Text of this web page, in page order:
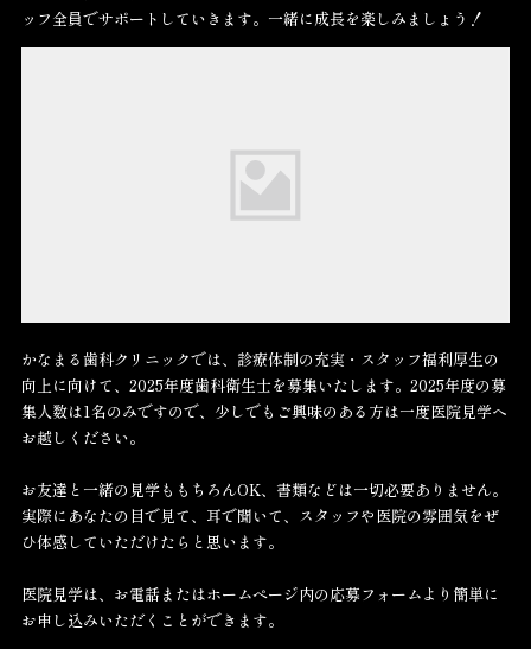
もちろん「継続して働きたい！」と思われたら、お試し期間を継続し
ッフ全員でサポートしていきます。一緒に成長を楽しみましょう！
向上に向けて、2025年度歯科衛生士を募集いたします。2025年度の募
集人数は1名のみですので、少しでもご興味のある方は一度医院見学へ